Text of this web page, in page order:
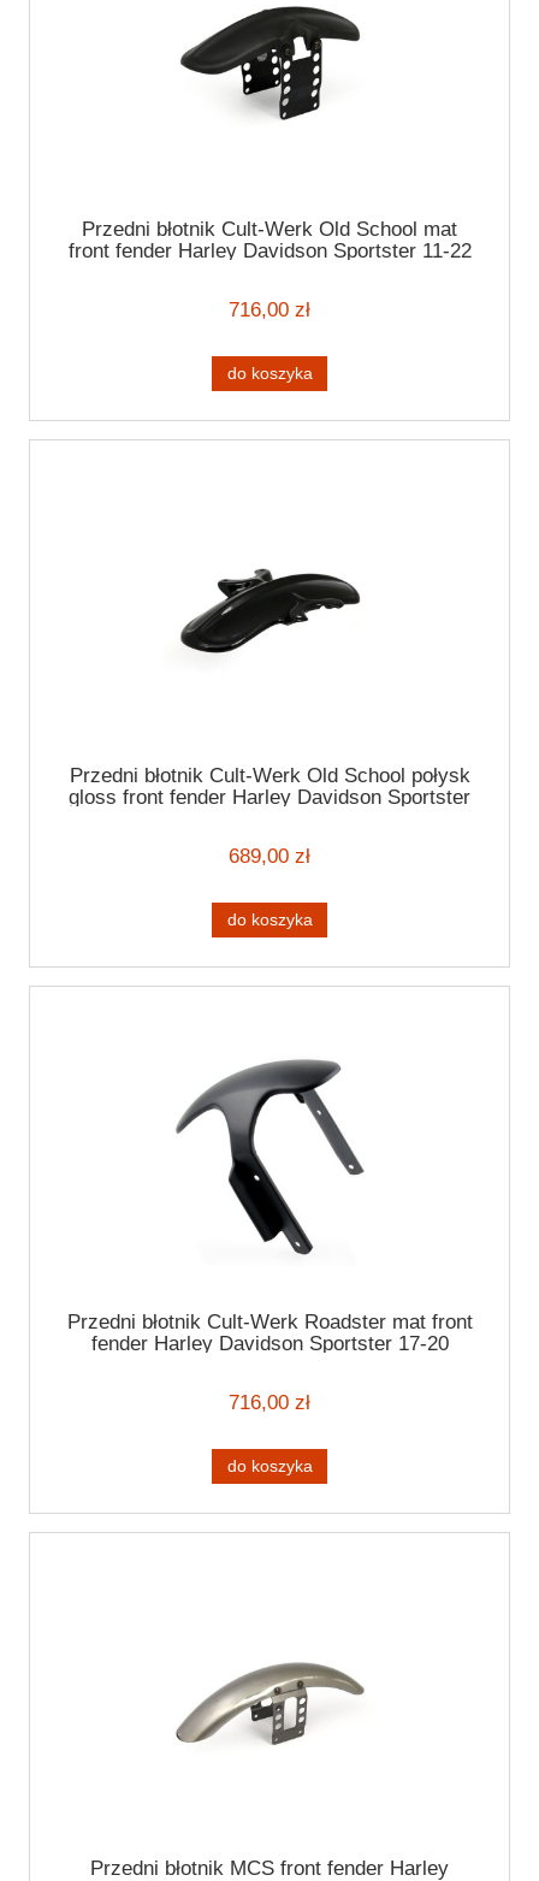
Przedni błotnik Cult-Werk Old School mat
front fender Harley Davidson Sportster 11-22
716,00 zł
do koszyka
Przedni błotnik Cult-Werk Old School połysk
gloss front fender Harley Davidson Sportster
689,00 zł
do koszyka
Przedni błotnik Cult-Werk Roadster mat front
fender Harley Davidson Sportster 17-20
716,00 zł
do koszyka
Przedni błotnik MCS front fender Harley